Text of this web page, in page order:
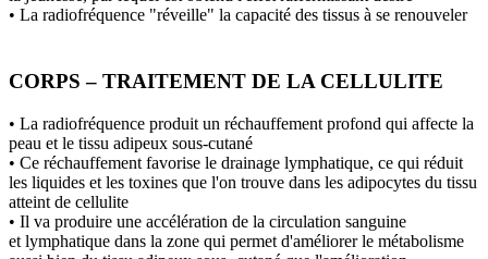
• La radiofréquence "réveille" la capacité des tissus à se renouveler
CORPS – TRAITEMENT DE LA CELLULITE
• La radiofréquence produit un réchauffement profond qui affecte la
peau et le tissu adipeux sous-cutané
• Ce réchauffement favorise le drainage lymphatique, ce qui réduit
les liquides et les toxines que l'on trouve dans les adipocytes du tissu
atteint de cellulite
• Il va produire une accélération de la circulation sanguine
et lymphatique dans la zone qui permet d'améliorer le métabolisme